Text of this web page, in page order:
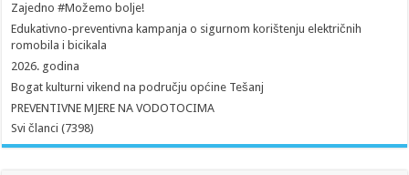
Zajedno #Možemo bolje!
Edukativno-preventivna kampanja o sigurnom korištenju električnih
romobila i bicikala
2026. godina
Bogat kulturni vikend na području općine Tešanj
PREVENTIVNE MJERE NA VODOTOCIMA
Svi članci (7398)